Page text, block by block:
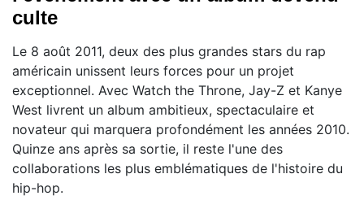
culte
Le 8 août 2011, deux des plus grandes stars du rap
américain unissent leurs forces pour un projet
exceptionnel. Avec Watch the Throne, Jay-Z et Kanye
West livrent un album ambitieux, spectaculaire et
novateur qui marquera profondément les années 2010.
Quinze ans après sa sortie, il reste l'une des
collaborations les plus emblématiques de l'histoire du
hip-hop.